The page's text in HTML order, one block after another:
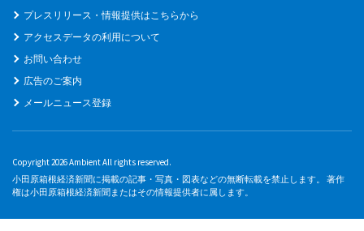
プレスリリース・情報提供はこちらから
アクセスデータの利用について
お問い合わせ
広告のご案内
メールニュース登録
Copyright 2026 Ambient All rights reserved.
小田原箱根経済新聞に掲載の記事・写真・図表などの無断転載を禁止します。 著作
権は小田原箱根経済新聞またはその情報提供者に属します。